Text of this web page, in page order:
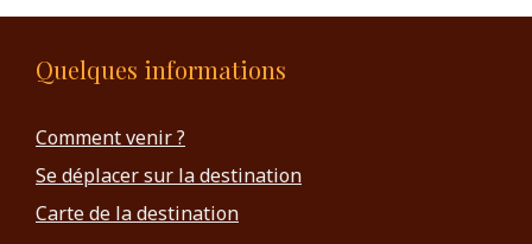
Quelques informations
Comment venir ?
Se déplacer sur la destination
Carte de la destination